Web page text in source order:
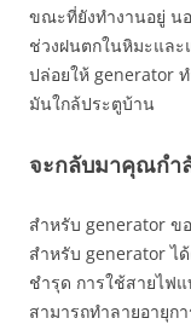
ขณะที่ยังทำงานอยู่ น
ช่วงฝนตกในหิมะแล
ปล่อยให้ generator
มันใกล้ประตูบ้าน
จะกลับมาคุณกำ
สำหรับ generator ข
สำหรับ generator ไ
ชำรุด การใช้สายไฟ
สามารถทำลายอายุก